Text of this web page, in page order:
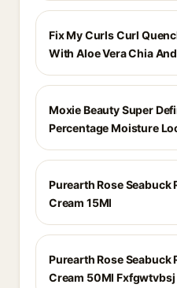
Fix My Curls Curl
With Aloe Vera Chia
Moxie Beauty Super
Percentage Moisture
Purearth Rose Seabuck
Cream 15Ml
Purearth Rose Seabuck
Cream 50Ml Fxfgwtvbsj